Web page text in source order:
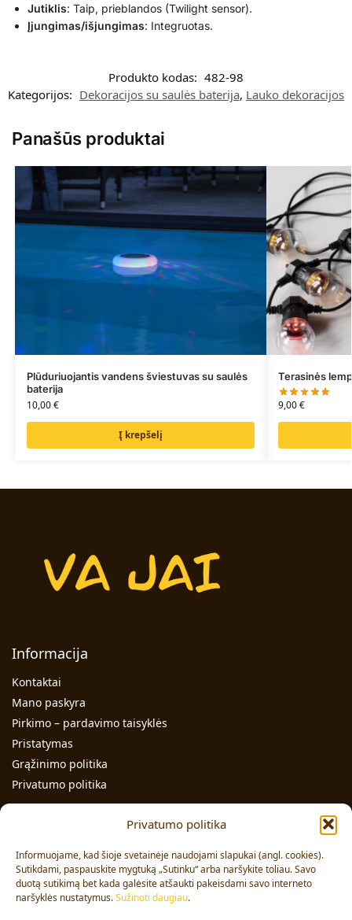
Privatumo politika
Informuojame, kad šioje svetainėje naudojami slapukai (angl. cookies).
Sutikdami, paspauskite mygtuką „Sutinku“ arba naršykite toliau. Savo
duotą sutikimą bet kada galėsite atšaukti pakeisdami savo interneto
naršyklės nustatymus.Sužinoti daugiau.
Jutiklis: Taip, prieblandos (Twilight sensor).
Įjungimas/išjungimas: Integruotas.
Produkto kodas: 482-98
Kategorijos: Dekoracijos su saulės baterija, Lauko dekoracijos
Panašūs produktai
Plūduriuojantis vandens šviestuvas su saulės
baterija
10,00€
Į krepšelį
Terasinės
9,00€
Informacija
Kontaktai
Mano paskyra
Pirkimo – pardavimo taisyklės
Pristatymas
Grąžinimo politika
Privatumo politika
Individualios veiklos pažymos Nr.: 991331
Adresas: Volungės g. 23-18, LT-63176, Alytus
Pardavimai:+370 608 91 653
Užsakymai:+370 678 36 453